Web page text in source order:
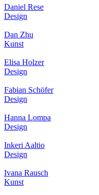
Daniel Rese
Design
Dan Zhu
Kunst
Elisa Holzer
Design
Fabian Schöfer
Design
Hanna Lompa
Design
Inkeri Aaltio
Design
Ivana Rausch
Kunst